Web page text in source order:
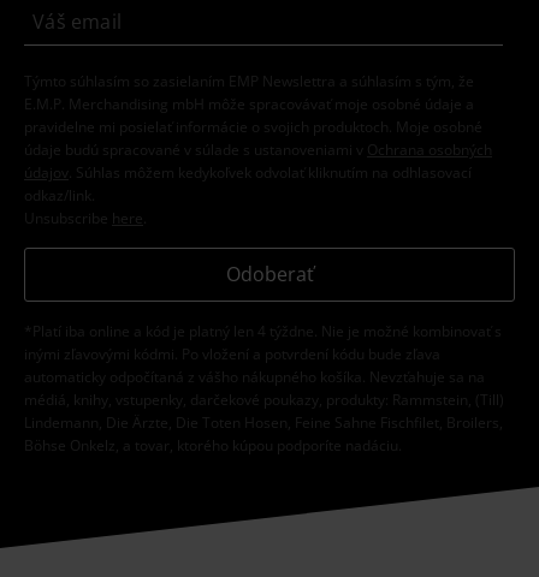
Týmto súhlasím so zasielaním EMP Newslettra a súhlasím s tým, že
E.M.P. Merchandising mbH môže spracovávať moje osobné údaje a
pravidelne mi posielať informácie o svojich produktoch. Moje osobné
údaje budú spracované v súlade s ustanoveniami v
Ochrana osobných
údajov
. Súhlas môžem kedykoľvek odvolať kliknutím na odhlasovací
odkaz/link.
Unsubscribe here
Odoberať
*Platí iba online a kód je platný len 4 týždne. Nie je možné kombinovať s
inými zľavovými kódmi. Po vložení a potvrdení kódu bude zľava
automaticky odpočítaná z vášho nákupného košíka. Nevzťahuje sa na
médiá, knihy, vstupenky, darčekové poukazy, produkty: Rammstein, (Till)
Lindemann, Die Ärzte, Die Toten Hosen, Feine Sahne Fischfilet, Broilers,
Böhse Onkelz, a tovar, ktorého kúpou podporíte nadáciu.